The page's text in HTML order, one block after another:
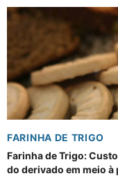
FARINHA DE TRIGO
Farinha de Trigo:
do derivado em meio